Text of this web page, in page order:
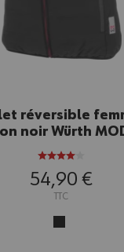
réversible
noir Würth
54,90 €
TTC